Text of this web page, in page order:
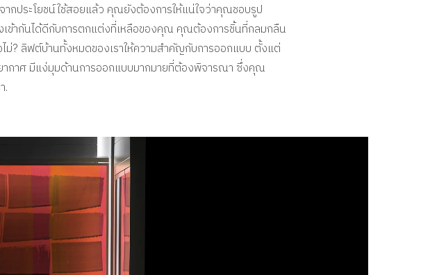
กประโยชน์ใช้สอยแล้ว คุณยังต้องการให้แน่ใจว่าคุณชอบรูป
ากันได้ดีกับการตกแต่งที่เหลือของคุณ คุณต้องการชิ้นที่กลมกลืน
? ลิฟต์บ้านทั้งหมดของเราให้ความสำคัญกับการออกแบบ ตั้งแต่
กาศ มีแง่มุมด้านการออกแบบมากมายที่ต้องพิจารณา ซึ่งคุณ
.